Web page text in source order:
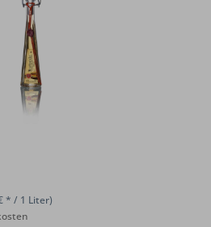
* / 1 Liter)